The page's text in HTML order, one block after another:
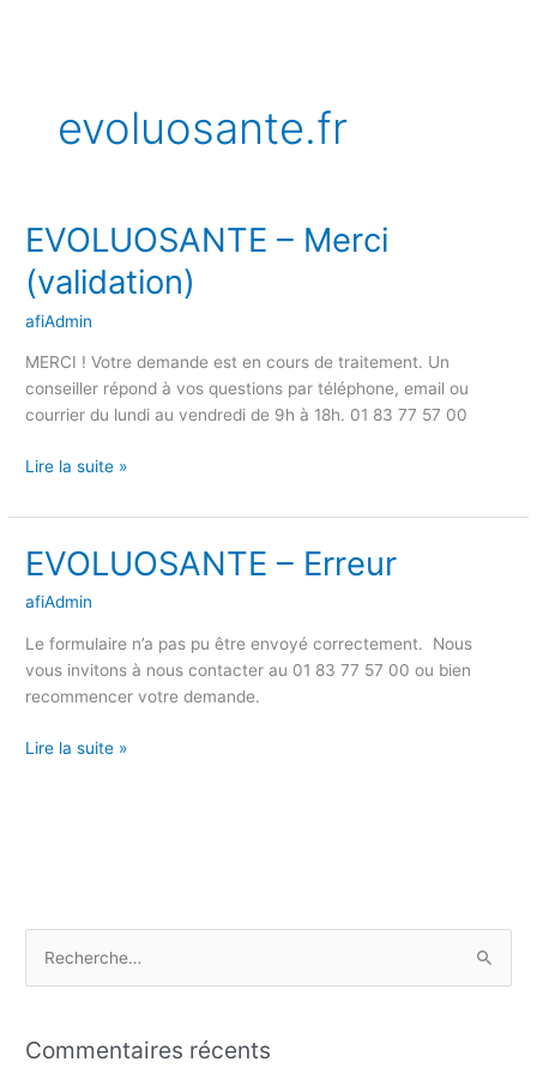
evoluosante.fr
EVOLUOSANTE – Merci
(validation)
afiAdmin
MERCI ! Votre demande est en cours de traitement. Un
conseiller répond à vos questions par téléphone, email ou
courrier du lundi au vendredi de 9h à 18h. 01 83 77 57 00
EVOLUOSANTE
–
Merci
(validation)
Lire la suite »
EVOLUOSANTE – Erreur
afiAdmin
Le formulaire n’a pas pu être envoyé correctement. Nous
vous invitons à nous contacter au 01 83 77 57 00 ou bien
recommencer votre demande.
EVOLUOSANTE
–
Erreur
Lire la suite »
h
Commentaires récents